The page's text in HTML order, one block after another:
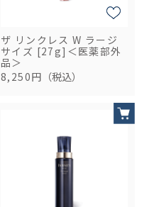
ザ リンクレス W ラージ
サイズ [27g]＜医薬部外
品＞
8,250円 （税込）